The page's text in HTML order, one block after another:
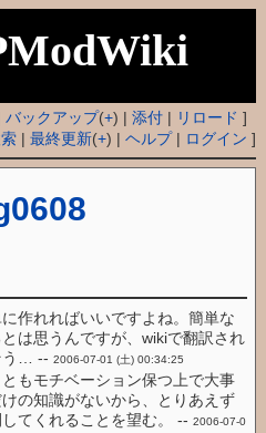
バックアップ(+) |添付 | リロード ]
|最終更新(+) |ヘルプ| ログイン ]
作れればいいですよね。簡単な
は思うんですが、wikiで翻訳され
う… --2006-07-01 (土) 00:34:25
もモチベーション保つ上で大事
の知識がないから、とりあえず
てくれることを望む。 --2006-07-0